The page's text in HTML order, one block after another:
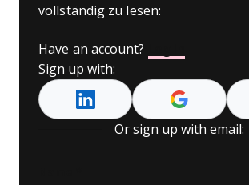
vollständig zu lesen:
Have an account?
Sign up with:
Or sign up with email: